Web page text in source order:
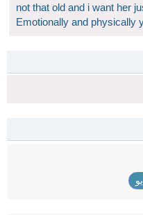
not that old and i want her
Emotionally and physically